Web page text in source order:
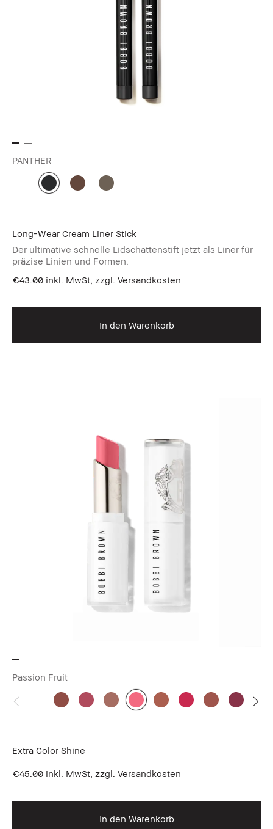
PANTHER
Long-Wear Cream Liner Stick
Der ultimative schnelle Lidschattenstift jetzt als Liner für
präzise Linien und Formen.
€43.00 inkl. MwSt, zzgl. Versandkosten
In den Warenkorb
Passion Fruit
Extra Color Shine
€45.00 inkl. MwSt, zzgl. Versandkosten
In den Warenkorb